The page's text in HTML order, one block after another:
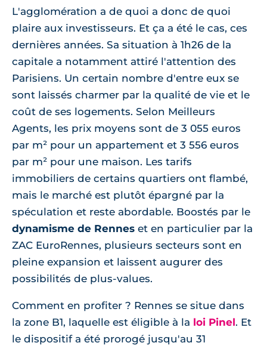
L'agglomération a de quoi a donc de quoi
plaire aux investisseurs. Et ça a été le cas, ces
dernières années. Sa situation à 1h26 de la
capitale a notamment attiré l'attention des
Parisiens. Un certain nombre d'entre eux se
sont laissés charmer par la qualité de vie et le
coût de ses logements. Selon Meilleurs
Agents, les prix moyens sont de 3 055 euros
par m² pour un appartement et 3 556 euros
par m² pour une maison. Les tarifs
immobiliers de certains quartiers ont flambé,
mais le marché est plutôt épargné par la
spéculation et reste abordable. Boostés par le
dynamisme de Rennes et en particulier par la
ZAC EuroRennes, plusieurs secteurs sont en
pleine expansion et laissent augurer des
possibilités de plus-values.
Comment en profiter ? Rennes se situe dans
la zone B1, laquelle est éligible à la loi Pinel. Et
le dispositif a été prorogé jusqu'au 31